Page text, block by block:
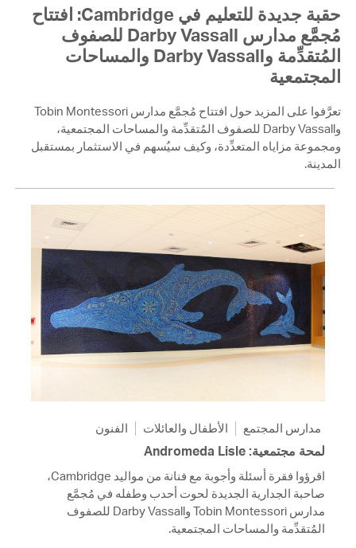
حقبة جديدة للتعليم في Cambridge: افتتاح
مُجمَّع مدارس Darby Vassall للصفوف
المُتقدِّمة وDarby Vassall والمساحات
المجتمعية
تعرَّفوا على المزيد حول افتتاح مُجمَّع مدارس Tobin Montessori
وDarby Vassall للصفوف المُتقدِّمة والمساحات المجتمعية،
ومجموعة مزاياه المتعدِّدة، وكيف سيُسهم في الاستثمار بمستقبل
المدينة.
مدارس المجتمع الأطفال والعائلات الفنون
لمحة مجتمعية: Andromeda Lisle
اقرؤوا فقرة أسئلة وأجوبة مع فنانة من مواليد Cambridge،
صاحبة الجدارية الجديدة لحوت أحدب وطفله في مُجمَّع
مدارس Tobin Montessori وDarby Vassall للصفوف
المُتقدِّمة والمساحات المجتمعية.